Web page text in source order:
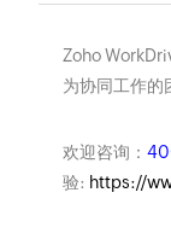
Zoho
为协同工作的
欢迎咨询：
验: https://